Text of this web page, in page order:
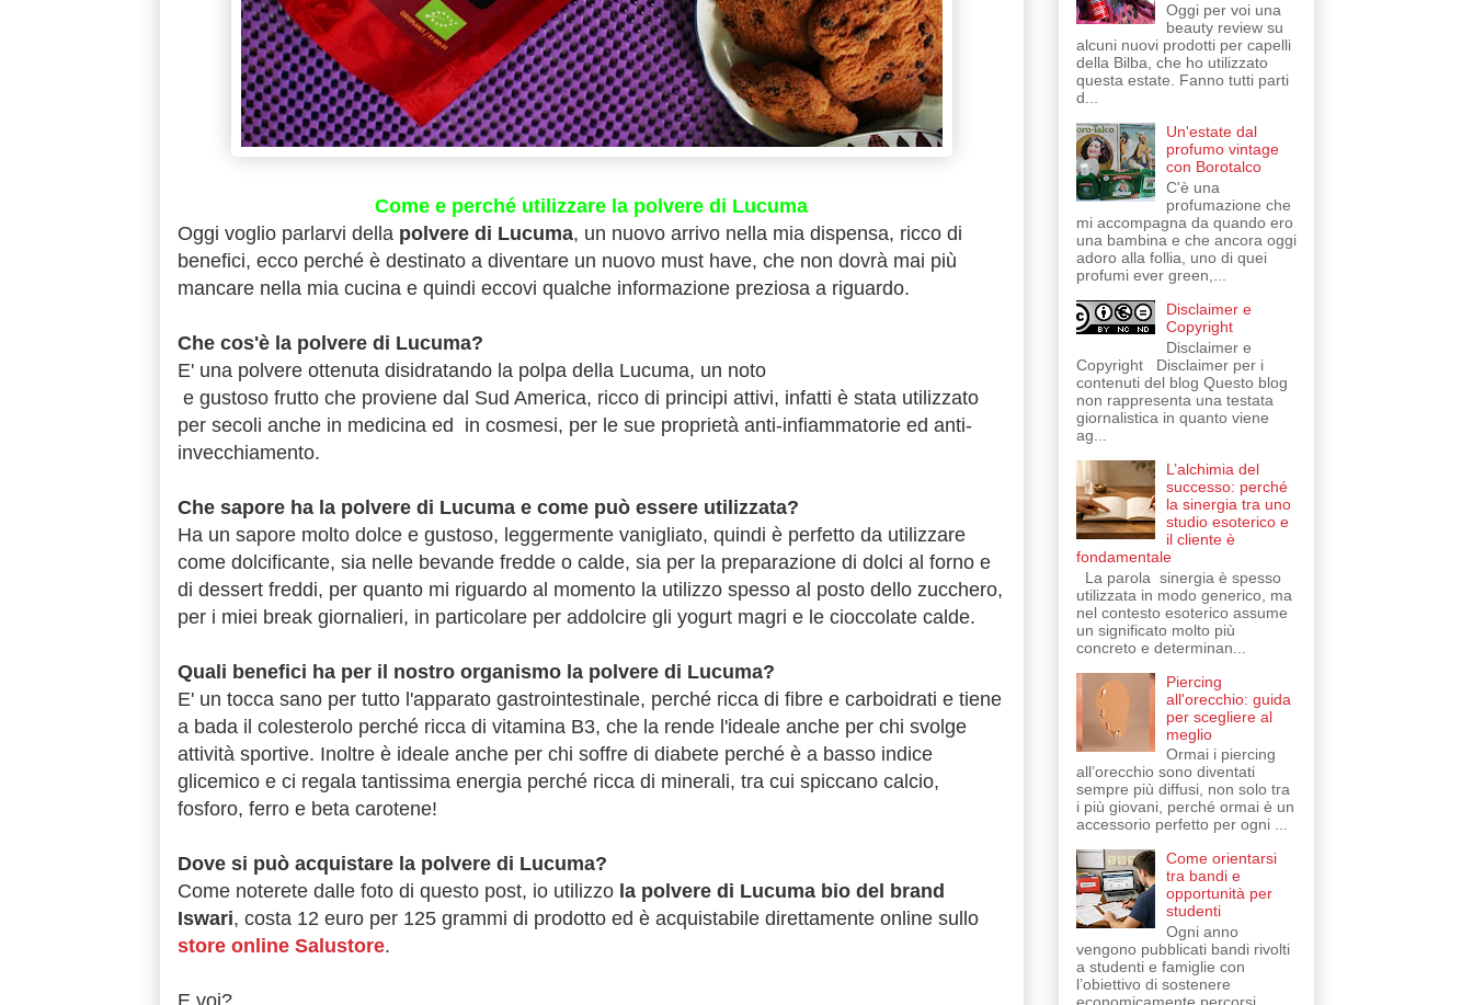
Come e perché utilizzare la polvere di Lucuma
Oggi voglio parlarvi della polvere di Lucuma, un nuovo arrivo nella mia dispensa, ricco di
benefici, ecco perché è destinato a diventare un nuovo must have, che non dovrà mai più
mancare nella mia cucina e quindi eccovi qualche informazione preziosa a riguardo.
Che cos'è la polvere di Lucuma?
E' una polvere ottenuta disidratando la polpa della Lucuma, un noto
e gustoso frutto che proviene dal Sud America, ricco di principi attivi, infatti è stata utilizzato
per secoli anche in medicina ed in cosmesi, per le sue proprietà anti-infiammatorie ed anti-
invecchiamento.
Che sapore ha la polvere di Lucuma e come può essere utilizzata?
Ha un sapore molto dolce e gustoso, leggermente vanigliato, quindi è perfetto da utilizzare
come dolcificante, sia nelle bevande fredde o calde, sia per la preparazione di dolci al forno e
di dessert freddi, per quanto mi riguardo al momento la utilizzo spesso al posto dello zucchero,
per i miei break giornalieri, in particolare per addolcire gli yogurt magri e le cioccolate calde.
Quali benefici ha per il nostro organismo la polvere di Lucuma?
E' un tocca sano per tutto l'apparato gastrointestinale, perché ricca di fibre e carboidrati e tiene
a bada il colesterolo perché ricca di vitamina B3, che la rende l'ideale anche per chi svolge
attività sportive. Inoltre è ideale anche per chi soffre di diabete perché è a basso indice
glicemico e ci regala tantissima energia perché ricca di minerali, tra cui spiccano calcio,
fosforo, ferro e beta carotene!
Dove si può acquistare la polvere di Lucuma?
Come noterete dalle foto di questo post, io utilizzo la polvere di Lucuma bio del brand
Iswari, costa 12 euro per 125 grammi di prodotto ed è acquistabile direttamente online sullo
store online Salustore.
Oggi per voi una
beauty review su
alcuni nuovi prodotti per capelli
della Bilba, che ho utilizzato
questa estate. Fanno tutti parti
d...
Un'estate dal
profumo vintage
con Borotalco
C'è una
profumazione che
mi accompagna da quando ero
una bambina e che ancora oggi
adoro alla follia, uno di quei
profumi ever green,...
Disclaimer e
Copyright
Disclaimer e
Copyright Disclaimer per i
contenuti del blog Questo blog
non rappresenta una testata
giornalistica in quanto viene
ag...
L’alchimia del
successo: perché
la sinergia tra uno
studio esoterico e
il cliente è
fondamentale
La parola sinergia è spesso
utilizzata in modo generico, ma
nel contesto esoterico assume
un significato molto più
concreto e determinan...
Piercing
all'orecchio: guida
per scegliere al
meglio
Ormai i piercing
all’orecchio sono diventati
sempre più diffusi, non solo tra
i più giovani, perché ormai è un
accessorio perfetto per ogni ...
Come orientarsi
tra bandi e
opportunità per
studenti
Ogni anno
vengono pubblicati bandi rivolti
a studenti e famiglie con
l’obiettivo di sostenere